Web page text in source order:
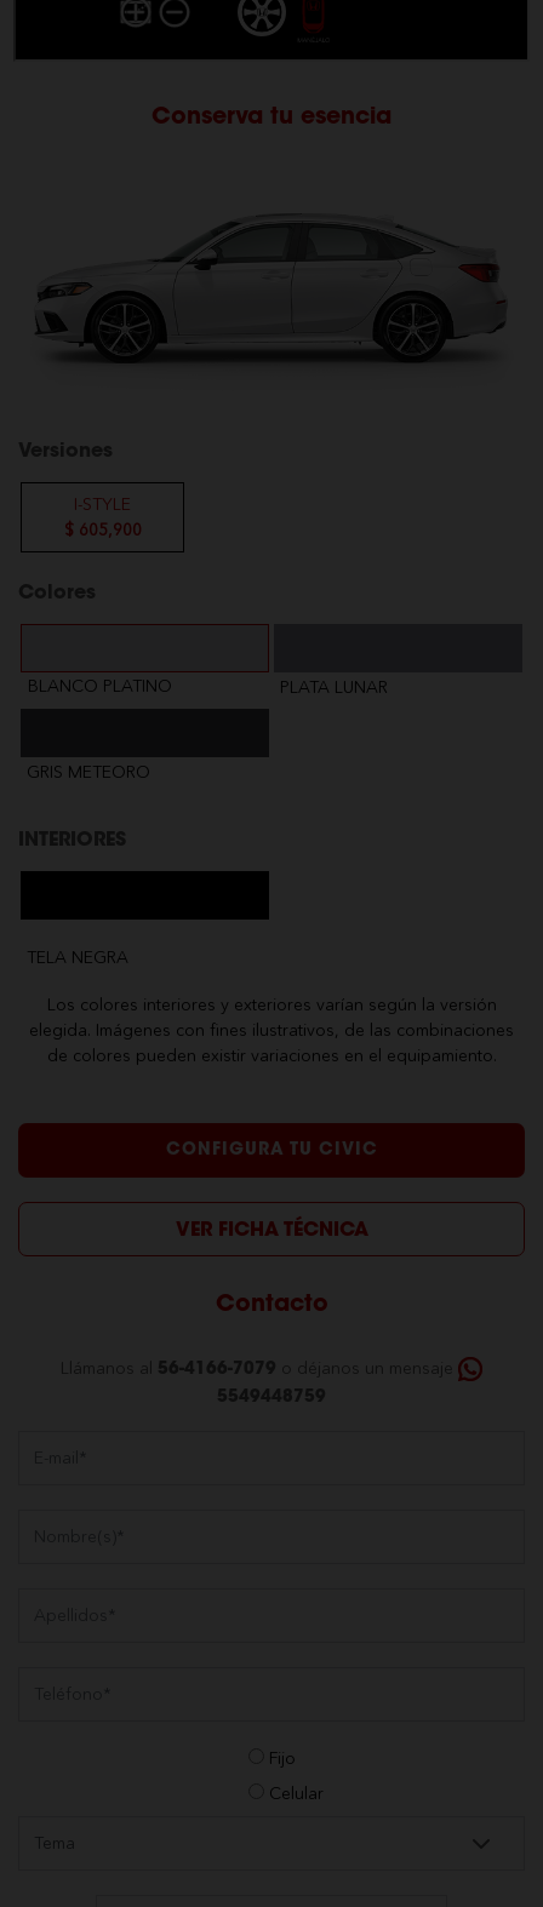
Conserva tu esencia
Versiones
I-STYLE
$ 605,900
Colores
BLANCO PLATINO PLATA LUNAR
GRIS METEORO
INTERIORES
TELA NEGRA
Los colores interiores y exteriores varían según la versión
elegida. Imágenes con fines ilustrativos, de las combinaciones
de colores pueden existir variaciones en el equipamiento.
VER FICHA TÉCNICA
CONFIGURA TU CIVIC
Contacto
Llámanos al 56-4166-7079 o déjanos un mensaje
5549448759
Fijo
Celular